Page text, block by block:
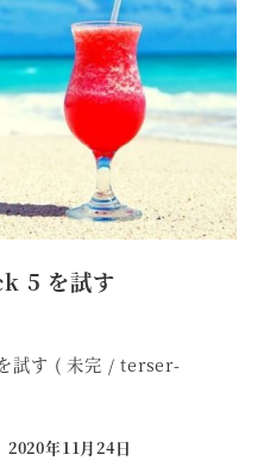
5 を試す
試す ( 未完 / terser-
2020年11月24日